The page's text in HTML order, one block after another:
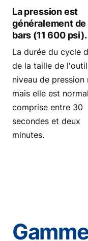
La pression est
généralement
bars (11 600 psi).
La durée du cycle
de la taille de
niveau de pression
mais elle est
comprise entre 30
secondes et deux
minutes.